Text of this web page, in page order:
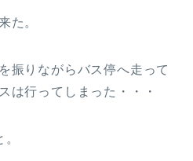
た。
振りながらバス停へ走って
は行ってしまった・・・